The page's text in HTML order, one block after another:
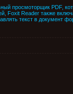
просмоторщик PDF,
Foxit Reader также
текст в документ